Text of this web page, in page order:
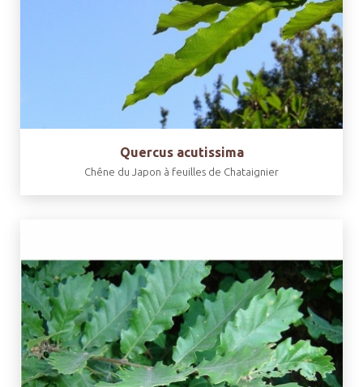
Quercus acutissima
Chêne du Japon à feuilles de Chataignier